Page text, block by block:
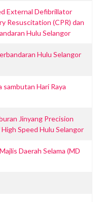
External Defibrillator
Resuscitation (CPR) dan
Hulu Selangor
Hulu Selangor
sambutan Hari Raya
Jinyang Precision
Speed Hulu Selangor
Daerah Selama (MD